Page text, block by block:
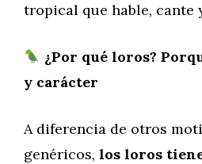
tropical que hable, cante
¿Por qué loros?
y carácter
A diferencia de otros
genéricos, los loros